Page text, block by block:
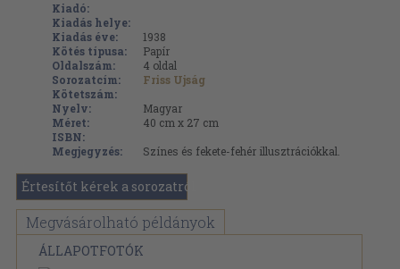
Kiadó:
Kiadás helye:
Kiadás éve:
1938
Kötés típusa:
Papír
Oldalszám:
4 oldal
Sorozatcím:
Friss Ujság
Kötetszám:
Nyelv:
Magyar
Méret:
40 cm x 27 cm
ISBN:
Megjegyzés:
Színes és fekete-fehér illusztrációkkal.
Értesítőt kérek a sorozatról
Megvásárolható példányok
ÁLLAPOTFOTÓK